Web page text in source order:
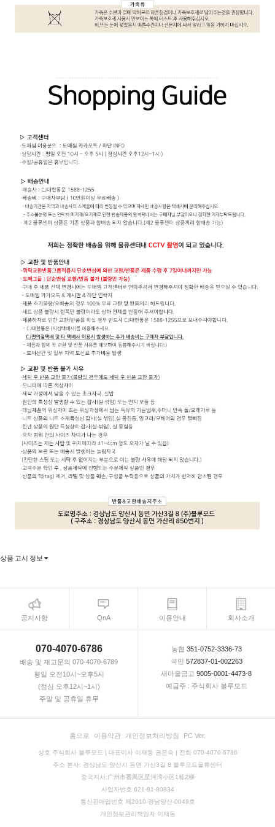
상품 고시 정보
공지사항 QnA 이용안내 회사소개
070-4070-6786
배송 및 재고문의 070-4070-6789
평일 오전10시~오후5시
(점심 오후12시~1시)
주말 및 공휴일 휴무
농협 351-0752-3336-73
국민 572837-01-002263
새마을금고 9005-0001-4473-8
예금주 : 주식회사 블루모드
홈으로 이용약관 개인정보처리방침 PC Ver.
상호 주식회사 블루모드 | 대표이사 이재동 권은숙 | 전화 070-4070-6786
주소 본사: 경상남도 양산시 동면 가산3길 8 블루모드물류센터
중국지사:广州市番禺区星河湾小区1栋2梯
사업자번호 621-81-80834
통신판매업번호 제2010-경남양산-0049호
개인정보관리책임자 이재동